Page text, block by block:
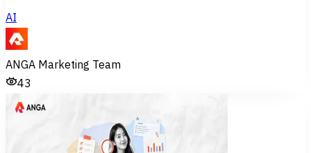
AI
ANGA Marketing Team
43